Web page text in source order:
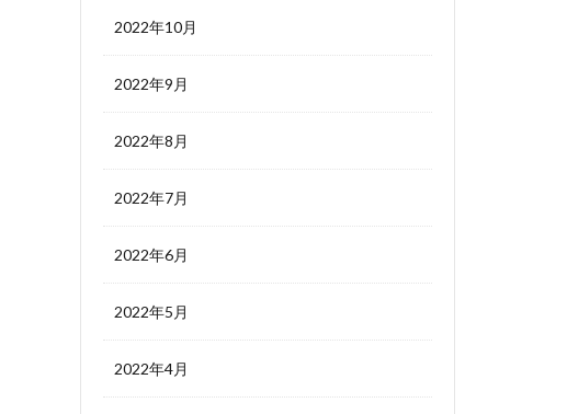
2022年10月
2022年9月
2022年8月
2022年7月
2022年6月
2022年5月
2022年4月